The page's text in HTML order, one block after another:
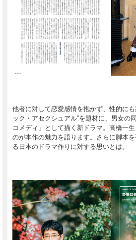
他者に対して恋愛感情を抱かず、性的に
ック・アセクシュアル”を題材に、男女の
コメディ」として描く新ドラマ。高橋一
のが本作の魅力を語ります。さらに脚本
る日本のドラマ作りに対する思いとは。